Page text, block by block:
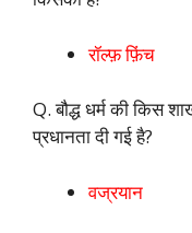
रॉल्फ़ फ़िंच
Q. बौद्ध धर्म की किस
प्रधानता दी गई है?
वज्रयान